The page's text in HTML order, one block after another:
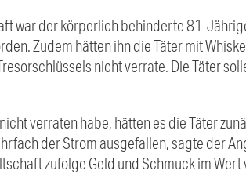
war der körperlich behinderte 81-
Zudem hätten ihn die Täter mit
nicht verrate. Die Täter
verraten habe, hätten es die Täter
der Strom ausgefallen, sagte der
zufolge Geld und Schmuck im